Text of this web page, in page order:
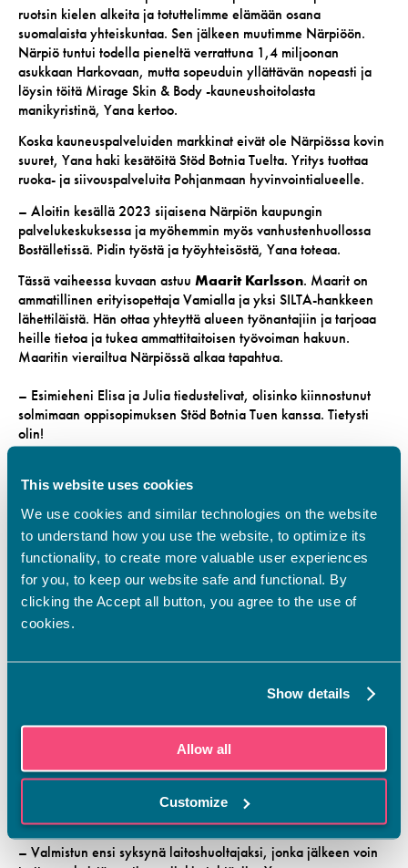
This website uses cookies
We use cookies and similar technologies on the website
to understand how you use the website, to optimize its
functionality, to create more valuable user experiences
for you, to keep our website safe and functional. By
clicking the Accept all button, you agree to the use of
cookies.
Show details
Allow all
Customize
ruotsin kielen alkeita ja totuttelimme elämään osana
suomalaista yhteiskuntaa. Sen jälkeen muutimme Närpiöön.
Närpiö tuntui todella pieneltä verrattuna 1,4 miljoonan
asukkaan Harkovaan, mutta sopeuduin yllättävän nopeasti ja
löysin töitä Mirage Skin & Body -kauneushoitolasta
manikyristinä, Yana kertoo.
Koska kauneuspalveluiden markkinat eivät ole Närpiössa kovin
suuret, Yana haki kesätöitä Stöd Botnia Tuelta. Yritys tuottaa
ruoka- ja siivouspalveluita Pohjanmaan hyvinvointialueelle.
– Aloitin kesällä 2023 sijaisena Närpiön kaupungin
palvelukeskuksessa ja myöhemmin myös vanhustenhuollossa
Boställetissä. Pidin työstä ja työyhteisöstä, Yana toteaa.
Tässä vaiheessa kuvaan astuu Maarit Karlsson. Maarit on
ammatillinen erityisopettaja Vamialla ja yksi SILTA-hankkeen
lähettiläistä. Hän ottaa yhteyttä alueen työnantajiin ja tarjoaa
heille tietoa ja tukea ammattitaitoisen työvoiman hakuun.
Maaritin vierailtua Närpiössä alkaa tapahtua.
– Esimieheni Elisa ja Julia tiedustelivat, olisinko kiinnostunut
solmimaan oppisopimuksen Stöd Botnia Tuen kanssa. Tietysti
olin!
Oppisopimuskoulutus vaatii vähintään 25 työtuntia viikossa,
joten sijaisuuksien sijaan Yana vakinaistettiin. Kaksi päivää
opiskelee useita närpiöläisiä, jotta kimppakyytikin järjestyy
yleensä helposti. Yanan ryhmässä on opiskelijoita Ukrainasta,
Vietnamista, Bosniasta ja Filippiineiltä.
– Valmistun ensi syksynä laitoshuoltajaksi, jonka jälkeen voin